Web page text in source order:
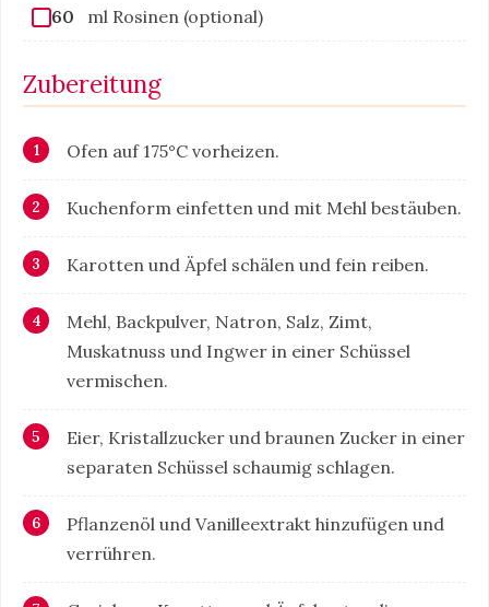
60 ml Rosinen (optional)
Zubereitung
Ofen auf 175°C vorheizen.
Kuchenform einfetten und mit Mehl bestäuben.
Karotten und Äpfel schälen und fein reiben.
Mehl, Backpulver, Natron, Salz, Zimt,
Muskatnuss und Ingwer in einer Schüssel
vermischen.
Eier, Kristallzucker und braunen Zucker in einer
separaten Schüssel schaumig schlagen.
Pflanzenöl und Vanilleextrakt hinzufügen und
verrühren.